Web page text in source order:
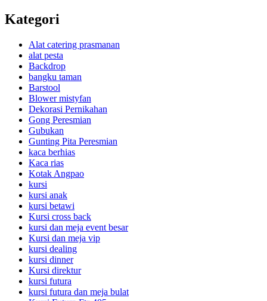
Kategori
Alat catering prasmanan
alat pesta
Backdrop
bangku taman
Barstool
Blower mistyfan
Dekorasi Pernikahan
Gong Peresmian
Gubukan
Gunting Pita Peresmian
kaca berhias
Kaca rias
Kotak Angpao
kursi
kursi anak
kursi betawi
Kursi cross back
kursi dan meja event besar
Kursi dan meja vip
kursi dealing
kursi dinner
Kursi direktur
kursi futura
kursi futura dan meja bulat